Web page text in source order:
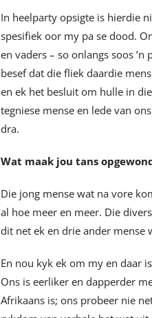
In heelparty opsigte is hierdie
spesifiek oor my pa se dood.
en vaders – so onlangs soos
besef dat die fliek daardie
en ek het besluit om hulle in
tegniese mense en lede van
dra.
Wat maak jou tans
Die jong mense wat na vore
al hoe meer en meer. Die
dit net ek en drie ander mense
En nou kyk ek om my en daar
Ons is eerliker en dapperder
Afrikaans is; ons probeer nie